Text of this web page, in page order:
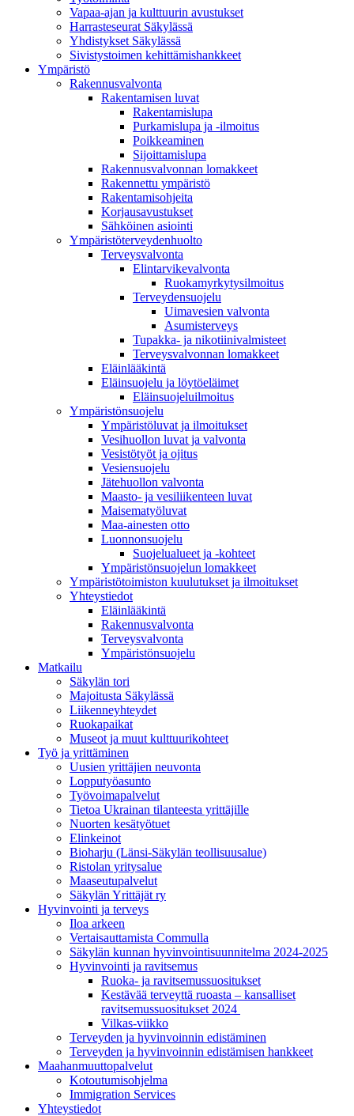
Vapaa-ajan ja kulttuurin avustukset
Harrasteseurat Säkylässä
Yhdistykset Säkylässä
Sivistystoimen kehittämishankkeet
Ympä­ristö
Rakennusvalvonta
Rakentamisen luvat
Rakentamislupa
Purkamislupa ja -ilmoitus
Poikkeaminen
Sijoittamislupa
Rakennusvalvonnan lomakkeet
Rakennettu ympäristö
Rakentamisohjeita
Korjausavustukset
Sähköinen asiointi
Ympäristöterveydenhuolto
Terveysvalvonta
Elintarvikevalvonta
Ruokamyrkytysilmoitus
Terveydensuojelu
Uimavesien valvonta
Asumisterveys
Tupakka- ja nikotiinivalmisteet
Terveysvalvonnan lomakkeet
Eläinlääkintä
Eläinsuojelu ja löytöeläimet
Eläinsuojeluilmoitus
Ympäristönsuojelu
Ympäristöluvat ja ilmoitukset
Vesihuollon luvat ja valvonta
Vesistötyöt ja ojitus
Vesiensuojelu
Jätehuollon valvonta
Maasto- ja vesiliikenteen luvat
Maisematyöluvat
Maa-ainesten otto
Luonnonsuojelu
Suojelualueet ja -kohteet
Ympäristönsuojelun lomakkeet
Ympäristötoimiston kuulutukset ja ilmoitukset
Yhteystiedot
Eläinlääkintä
Rakennusvalvonta
Terveysvalvonta
Ympäristönsuojelu
Mat­kailu
Säkylän tori
Majoitusta Säkylässä
Liikenneyhteydet
Ruokapaikat
Museot ja muut kulttuurikohteet
Työ ja yrittä­minen
Uusien yrittäjien neuvonta
Lopputyöasunto
Työvoimapalvelut
Tietoa Ukrainan tilanteesta yrittäjille
Nuorten kesätyötuet
Elinkeinot
Bioharju (Länsi-Säkylän teollisuusalue)
Ristolan yritysalue
Maaseutupalvelut
Säkylän Yrittäjät ry
Hyvinvointi ja terveys
Iloa arkeen
Vertaisauttamista Commulla
Säkylän kunnan hyvinvointisuunnitelma 2024-2025
Hyvinvointi ja ravitsemus
Ruoka- ja ravitsemussuositukset
Kestävää terveyttä ruoasta – kansalliset
ravitsemussuositukset 2024
Vilkas-viikko
Terveyden ja hyvinvoinnin edistäminen
Terveyden ja hyvinvoinnin edistämisen hankkeet
Maahanmuuttopalvelut
Kotoutumisohjelma
Immigration Services
Yhteystiedot